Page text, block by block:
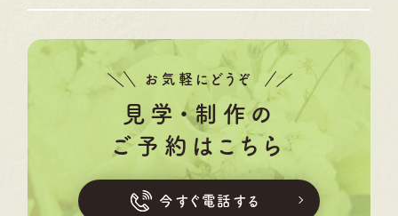
お気軽にどうぞ
見学・制作の
ご予約はこちら
今すぐ電話する